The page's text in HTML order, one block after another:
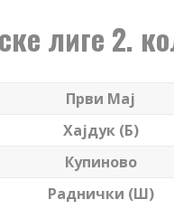
лиге 2.
Први Мај
Хајдук (Б)
Купиново
Раднички (Ш)